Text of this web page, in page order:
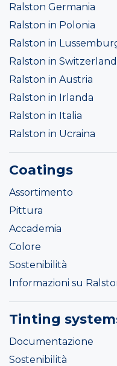
Ralston Germania
Ralston in Polonia
Ralston in
Ralston in Switzerland
Ralston in Austria
Ralston in Irlanda
Ralston in Italia
Ralston in Ucraina
Coatings
Assortimento
Pittura
Accademia
Colore
Sostenibilità
Informazioni su
Tinting
Documentazione
Sostenibilità